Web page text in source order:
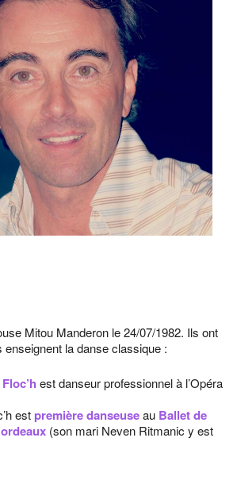
Mitou Manderon le 24/07/1982. Ils ont
enseignent la danse classique :
est danseur professionnel à l’Opéra
est première danseuseau Ballet de
(son mari Neven Ritmanic y est